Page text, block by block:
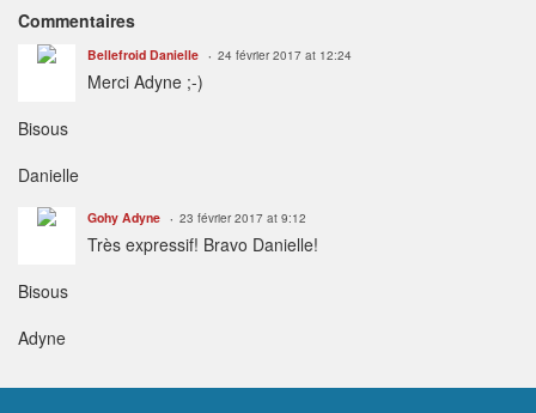
Commentaires
Bellefroid Danielle 24 février 2017 at 12:24
Merci Adyne ;-)
Bisous
Danielle
Gohy Adyne 23 février 2017 at 9:12
Très expressif! Bravo Danielle!
Bisous
Adyne